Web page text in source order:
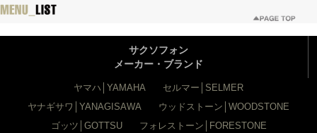
サクソフォン
メーカー・ブランド
ヤマハ│YAMAHA
セルマー│SELMER
ヤナギサワ│YANAGISAWA
ウッドストーン│WOODSTONE
ゴッツ│GOTTSU
フォレストーン│FORESTONE